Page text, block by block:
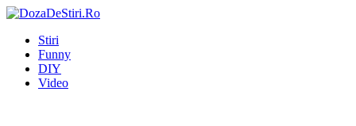
Stiri
Funny
DIY
Video